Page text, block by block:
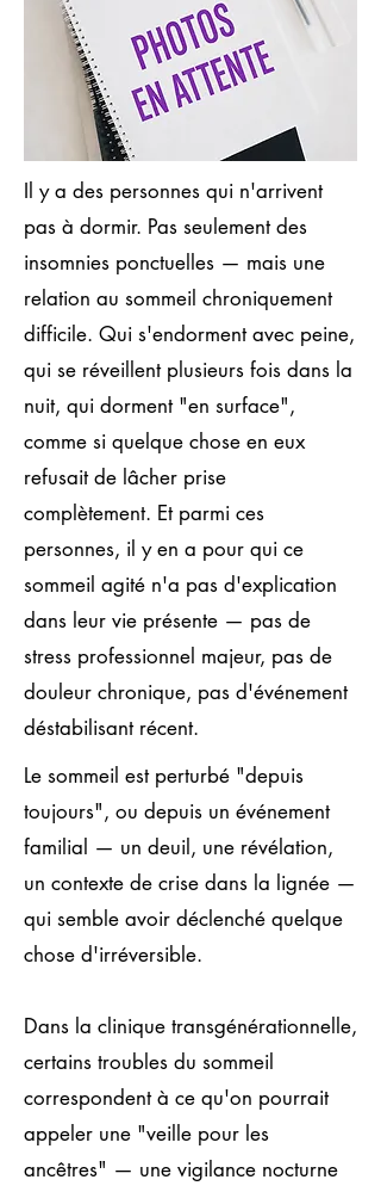
Il y a des personnes qui n'arrivent
pas à dormir. Pas seulement des
insomnies ponctuelles — mais une
relation au sommeil chroniquement
difficile. Qui s'endorment avec peine,
qui se réveillent plusieurs fois dans la
nuit, qui dorment "en surface",
comme si quelque chose en eux
refusait de lâcher prise
complètement. Et parmi ces
personnes, il y en a pour qui ce
sommeil agité n'a pas d'explication
dans leur vie présente — pas de
stress professionnel majeur, pas de
douleur chronique, pas d'événement
déstabilisant récent.
Le sommeil est perturbé "depuis
toujours", ou depuis un événement
familial — un deuil, une révélation,
un contexte de crise dans la lignée —
qui semble avoir déclenché quelque
chose d'irréversible.
Dans la clinique transgénérationnelle,
certains troubles du sommeil
correspondent à ce qu'on pourrait
appeler une "veille pour les
ancêtres" — une vigilance nocturne